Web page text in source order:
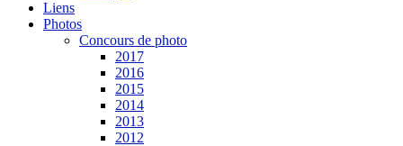
Liens
Photos
Concours de photo
2017
2016
2015
2014
2013
2012